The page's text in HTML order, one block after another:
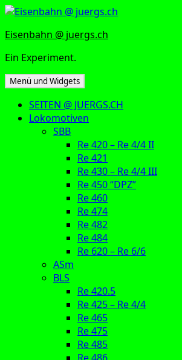
Zum
springen
Eisenbahn @ juergs.ch
Ein Experiment.
Menü und Widgets
SEITEN @ JUERGS.CH
Lokomotiven
SBB
Re 420 – Re 4/4 II
Re 421
Re 430 – Re 4/4 III
Re 450 “DPZ”
Re 460
Re 474
Re 482
Re 484
Re 620 – Re 6/6
ASm
BLS
Re 420.5
Re 425 – Re 4/4
Re 465
Re 475
Re 485